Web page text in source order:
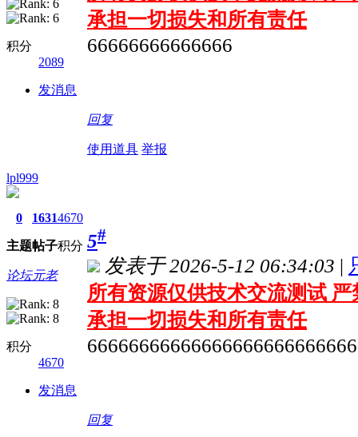
积分
2089
发消息
承担一切损失和所有责任
66666666666666
回复
使用道具 举报
lpl999
0
主题
1631
帖子
4670
积分
论坛元老
积分
4670
发消息
5#
发表于 2026-5-12 06:34:03 |
所有资源仅供技术交流测试
承担一切损失和所有责任
回复